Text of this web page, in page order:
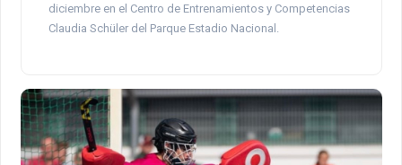
diciembre en el Centro de Entrenamientos y Competencias
Claudia Schüler del Parque Estadio Nacional.